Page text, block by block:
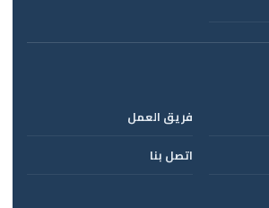
فريق العمل
اتصل بنا